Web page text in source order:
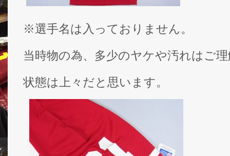
※選手名は入っておりません。
当時物の為、多少のヤケや汚れはご
状態は上々だと思います。